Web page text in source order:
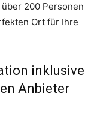
200 Personen
Ort für Ihre
inklusive
Anbieter